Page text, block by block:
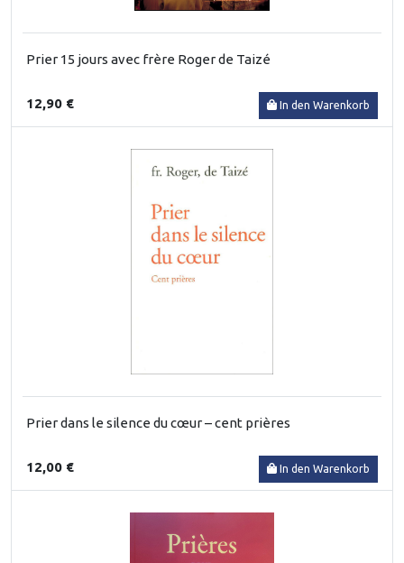
Prier 15 jours avec frère Roger de Taizé
12,90 € In den Warenkorb
Prier dans le silence du cœur – cent prières
12,00 € In den Warenkorb